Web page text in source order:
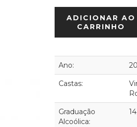
ADICIONAR AO
CARRINHO
Ano:
Castas:
Graduação
Alcoólica: